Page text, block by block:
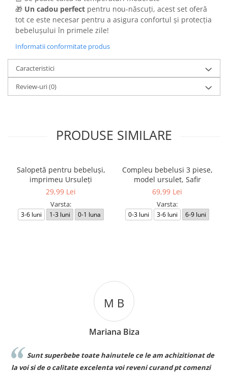
🎁 Un cadou perfect pentru nou-născuți, acest set oferă
tot ce este necesar pentru a asigura confortul și protecția
bebelușului în primele zile!
Informatii conformitate produs
Caracteristici
Review-uri(0)
PRODUSE SIMILARE
Salopetă pentru bebeluși,
imprimeu Ursuleți
29,99 Lei
Varsta:
3-6 luni 1-3 luni 0-1 luna
Compleu bebelusi 3 piese,
model ursulet, Safir
69,99 Lei
Varsta:
0-3 luni 3-6 luni 6-9 luni
M B
Mariana Biza
Sunt superbebe toate hainutele ce le am achizitionat de
la voi si de o calitate excelenta voi reveni curand pt comenzi